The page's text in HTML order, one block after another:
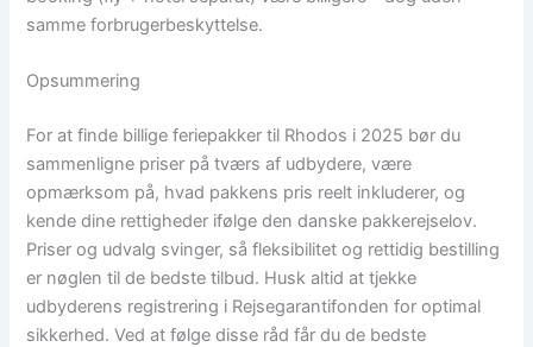
samme forbrugerbeskyttelse.
Opsummering
For at finde billige feriepakker til Rhodos i 2025 bør du
sammenligne priser på tværs af udbydere, være
opmærksom på, hvad pakkens pris reelt inkluderer, og
kende dine rettigheder ifølge den danske pakkerejselov.
Priser og udvalg svinger, så fleksibilitet og rettidig bestilling
er nøglen til de bedste tilbud. Husk altid at tjekke
udbyderens registrering i Rejsegarantifonden for optimal
sikkerhed. Ved at følge disse råd får du de bedste